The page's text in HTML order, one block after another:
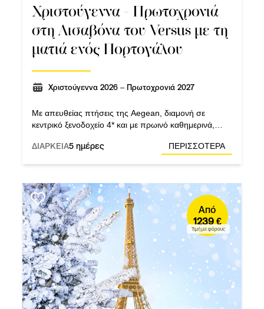
Χριστούγεννα - Πρωτοχρονιά
στη Λισαβόνα του Versus με τη
ματιά ενός Πορτογάλου
Χριστούγεννα 2026 – Πρωτοχρονιά 2027
Με απευθείας πτήσεις της Aegean, διαμονή σε
κεντρικό ξενοδοχείο 4* και με πρωινό καθημερινά,
ΔΙΑΡΚΕΙΑ5 ημέρες ΠΕΡΙΣΣΟΤΕΡΑ
Από
1239 €
Τιμή με φόρους